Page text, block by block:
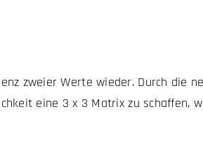
zweier Werte wieder. Durch die
eine 3 x 3 Matrix zu schaffen,